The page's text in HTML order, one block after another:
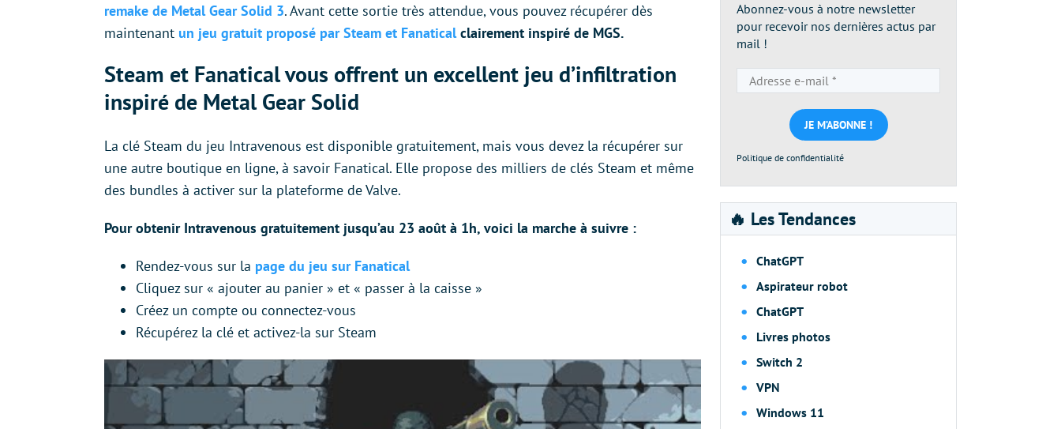
remake de Metal Gear Solid 3. Avant cette sortie très attendue, vous pouvez récupérer dès
maintenant un jeu gratuit proposé par Steam et Fanaticalclairement inspiré de MGS.
Steam et Fanatical vous offrent un excellent jeu d’infiltration
inspiré de Metal Gear Solid
La clé Steam du jeu Intravenous est disponible gratuitement, mais vous devez la récupérer sur
une autre boutique en ligne, à savoir Fanatical. Elle propose des milliers de clés Steam et même
des bundles à activer sur la plateforme de Valve.
Pour obtenir Intravenous gratuitement jusqu’au 23 août à 1h, voici la marche à suivre :
Rendez-vous sur la page du jeu sur Fanatical
Cliquez sur « ajouter au panier » et « passer à la caisse »
Créez un compte ou connectez-vous
Récupérez la clé et activez-la sur Steam
Abonnez-vous à notre newsletter
pour recevoir nos dernières actus par
mail !
e-
mail
*
Politique de confidentialité
🔥 Les Tendances
ChatGPT
Aspirateur robot
ChatGPT
Livres photos
Switch 2
VPN
Windows 11